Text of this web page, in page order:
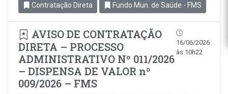
Contratação Direta Fundo Mun. de Saúde - FMS
AVISO DE CONTRATAÇÃO
DIRETA – PROCESSO
ADMINISTRATIVO Nº 011/2026
– DISPENSA DE VALOR nº
009/2026 – FMS
16/06/2026
às 10h22